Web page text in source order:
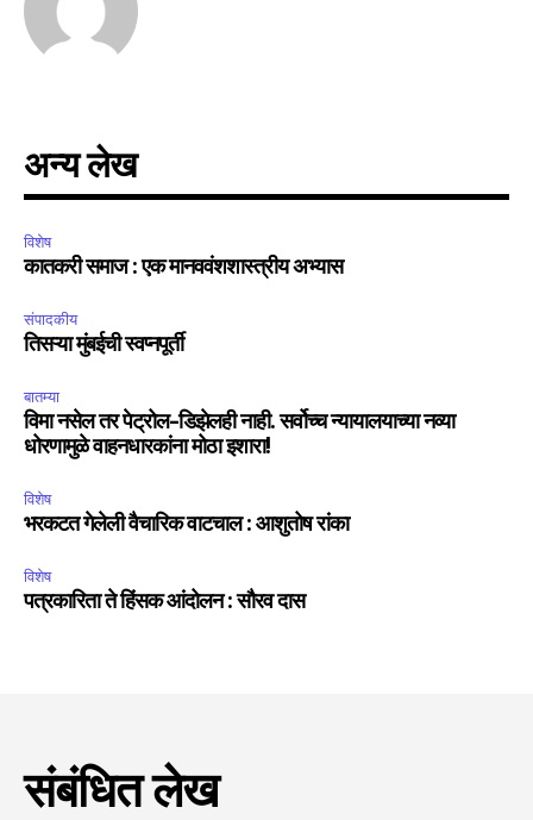
I've read and accept the
Fans
अन्य लेख
विशेष
कातकरी समाज : एक मानववंशशास्त्रीय अभ्यास
संपादकीय
तिसऱ्या मुंबईची स्वप्नपूर्ती
बातम्या
विमा नसेल तर पेट्रोल-डिझेलही नाही. सर्वोच्च न्यायालयाच्या नव्या
धोरणामुळे वाहनधारकांना मोठा इशारा!
विशेष
भरकटत गेलेली वैचारिक वाटचाल : आशुतोष रांका
विशेष
पत्रकारिता ते हिंसक आंदोलन : सौरव दास
संबंधित लेख